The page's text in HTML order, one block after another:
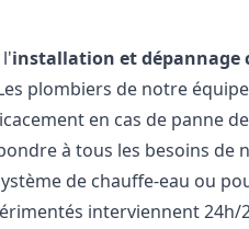
l'installation et dépannage
plombiers de notre
en cas de panne
à tous les besoins de
de chauffe-eau ou
interviennent